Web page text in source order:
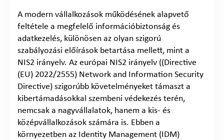
A modern vállalkozások működésének alapvető
feltétele a megfelelő információbiztonság és
adatkezelés, különösen az olyan szigorú
szabályozási előírások betartása mellett, mint a
NIS2 irányelv. Az európai NIS2 irányelv ((Directive
(EU) 2022/2555) Network and Information Security
Directive) szigorúbb követelményeket támaszt a
kibertámadásokkal szembeni védekezés terén,
nemcsak a nagyvállalatok, hanem a kis- és
középvállalkozások számára is. Ebben a
környezetben az Identity Management (IDM)